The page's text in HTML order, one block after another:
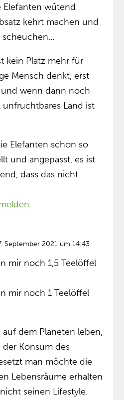
wütend
kehrt machen und
scheuchen…
kein Platz mehr für
Mensch denkt, erst
wenn dann noch
Land ist
Elefanten schon so
und angepasst, es ist
dass das nicht
September 2021 um 14:43
mir noch 1,5 Teelöffel
mir noch 1 Teelöffel
dem Planeten leben,
Konsum des
man möchte die
Lebensräume erhalten
seinen Lifestyle.